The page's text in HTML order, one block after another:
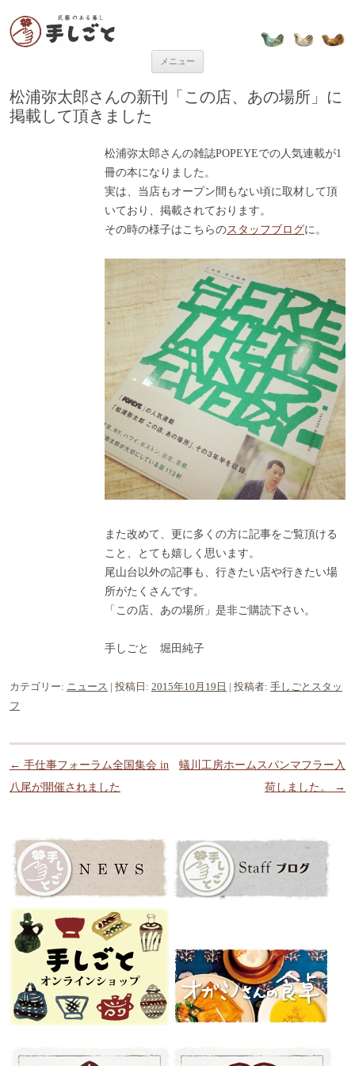
“民芸のある暮し” 手しごと
「手しごと」は陶磁器、木工品、編組品、ガラスなど、日本各地の手仕事
品を取り扱う、”民藝のある暮し”を提案するお店です。
メニュー
松浦弥太郎さんの新刊「この店、あの場所」に
掲載して頂きました
松浦弥太郎さんの雑誌POPEYEでの人気連載が1
冊の本になりました。
実は、当店もオープン間もない頃に取材して頂
いており、掲載されております。
その時の様子はこちらのスタッフブログに。
また改めて、更に多くの方に記事をご覧頂ける
こと、とても嬉しく思います。
尾山台以外の記事も、行きたい店や行きたい場
所がたくさんです。
「この店、あの場所」是非ご購読下さい。
手しごと 堀田純子
カテゴリー: ニュース | 投稿日: 2015年10月19日 | 投稿者: 手しごとスタッ
フ
投稿ナビゲーション
← 手仕事フォーラム全国集会 in
八尾が開催されました
蟻川工房ホームスパンマフラー入
荷しました。
→